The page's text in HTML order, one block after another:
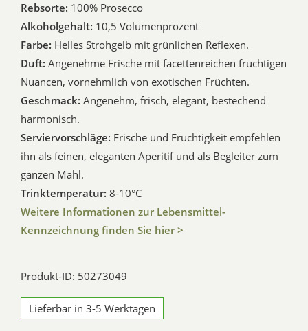
Rebsorte: 100% Prosecco
Alkoholgehalt: 10,5 Volumenprozent
Farbe: Helles Strohgelb mit grünlichen Reflexen.
Duft: Angenehme Frische mit facettenreichen fruchtigen
Nuancen, vornehmlich von exotischen Früchten.
Geschmack: Angenehm, frisch, elegant, bestechend
harmonisch.
Serviervorschläge: Frische und Fruchtigkeit empfehlen
ihn als feinen, eleganten Aperitif und als Begleiter zum
ganzen Mahl.
Trinktemperatur: 8-10°C
Weitere Informationen zur Lebensmittel-
Kennzeichnung finden Sie hier >
Produkt-ID: 50273049
Lieferbar in 3-5 Werktagen